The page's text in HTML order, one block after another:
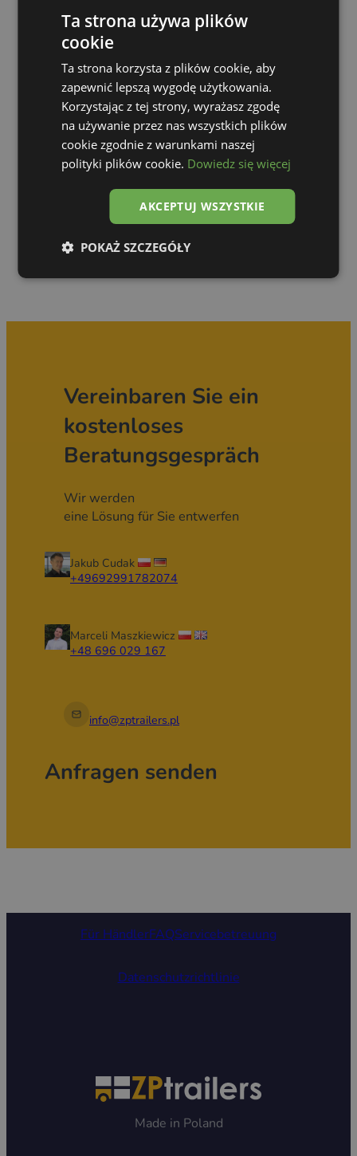
Zur Galerie
Vereinbaren Sie ein
kostenloses
Beratungsgespräch
Wir werden
eine Lösung für Sie entwerfen
Jakub Cudak
+49692991782074
Marceli Maszkiewicz
+48 696 029 167
info@zptrailers.pl
Anfragen senden
Für HändlerFAQServicebetreuung
Datenschutzrichtlinie
Made in Poland
Ta strona używa plików
cookie
Ta strona korzysta z plików cookie, aby
zapewnić lepszą wygodę użytkowania.
Korzystając z tej strony, wyrażasz zgodę
na używanie przez nas wszystkich plików
cookie zgodnie z warunkami naszej
polityki plików cookie. Dowiedz się więcej
AKCEPTUJ WSZYSTKIE
POKAŻ SZCZEGÓŁY